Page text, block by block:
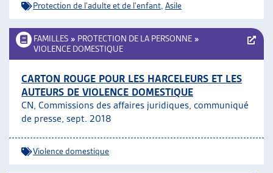
Protection de l'adulte et de l'enfant Asile
FAMILLES » PROTECTION DE LA PERSONNE »
VIOLENCE DOMESTIQUE
CARTON ROUGE POUR LES HARCELEURS ET LES
AUTEURS DE VIOLENCE DOMESTIQUE
CN, Commissions des affaires juridiques, communiqué
de presse, sept. 2018
Violence domestique